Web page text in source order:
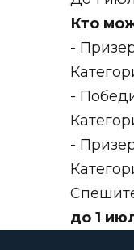
Кто
-
-
-
до 1